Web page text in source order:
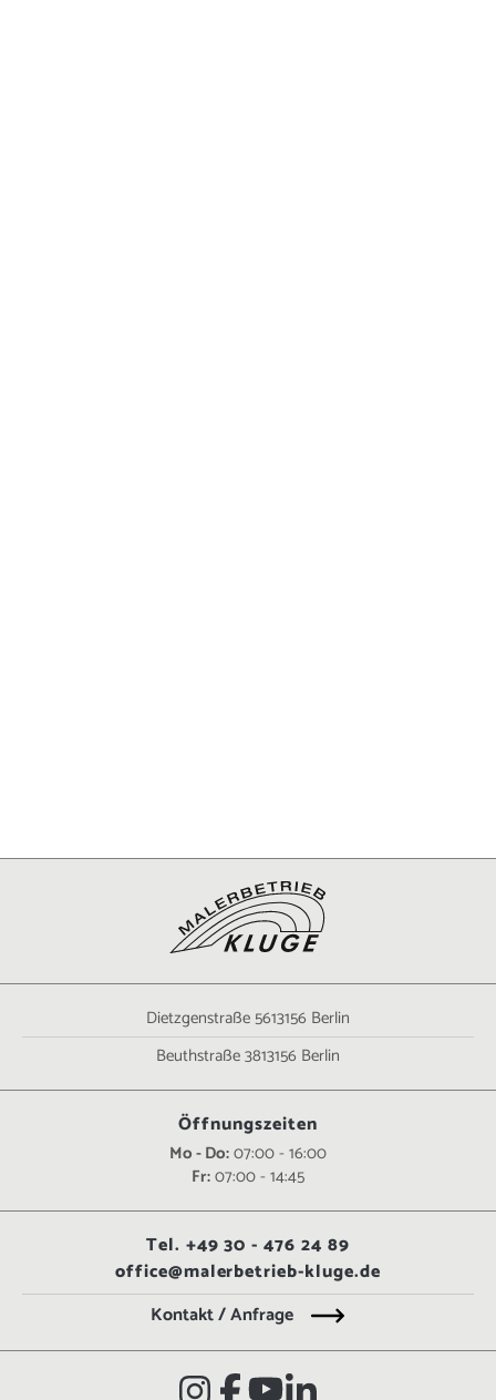
Dietzgenstraße 5613156 Berlin
Beuthstraße 3813156 Berlin
Öffnungszeiten
Mo - Do:07:00 - 16:00
Fr:07:00 - 14:45
Tel. +49 30 - 476 24 89
office@malerbetrieb-kluge.de
Kontakt / Anfrage